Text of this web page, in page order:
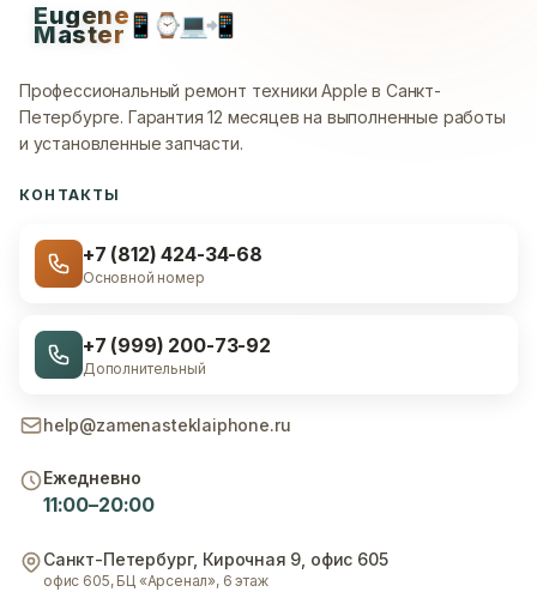
Eugene
Master📱 ⌚💻📲
Профессиональный ремонт техники Apple в Санкт-
Петербурге. Гарантия 12 месяцев на выполненные работы
и установленные запчасти.
КОНТАКТЫ
+7 (812) 424-34-68
Основной номер
+7 (999) 200-73-92
Дополнительный
help@zamenasteklaiphone.ru
Ежедневно
11:00–20:00
Санкт-Петербург, Кирочная 9, офис 605
офис 605, БЦ «Арсенал», 6 этаж